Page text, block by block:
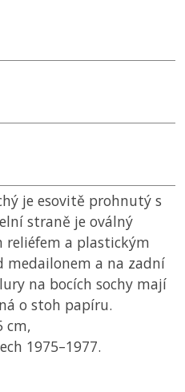
je esovitě prohnutý s
straně je oválný
a plastickým
medailonem a na zadní
na bocích sochy mají
o stoh papíru.
cm,
1975–1977.